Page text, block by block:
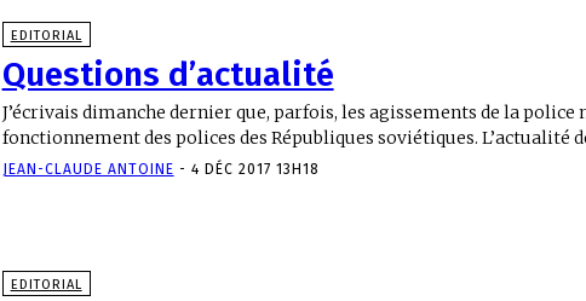
EDITORIAL
Questions d’actualité
J’écrivais dimanche dernier que, parfois, les agissements de la
fonctionnement des polices des Républiques soviétiques. L’actualité
JEAN-CLAUDE ANTOINE - 4 DÉC 2017 13H18
EDITORIAL